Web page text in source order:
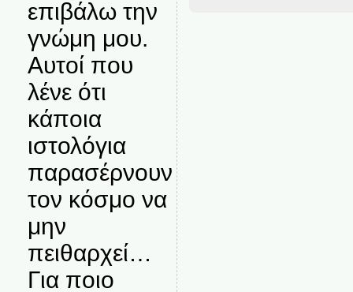
επιβάλω την
γνώμη μου.
Αυτοί που
λένε ότι
κάποια
ιστολόγια
παρασέρνουν
τον κόσμο να
μην
πειθαρχεί…
Για ποιο